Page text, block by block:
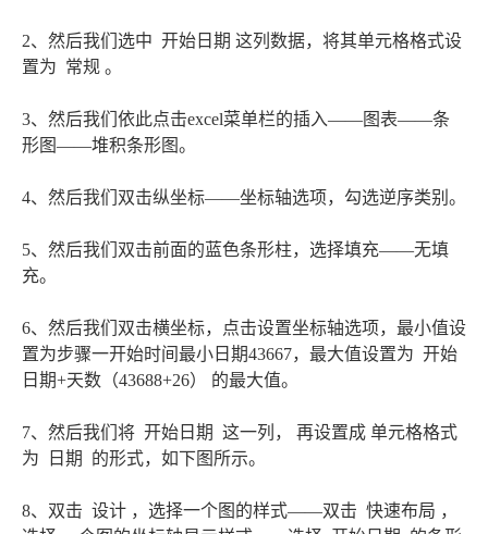
2、然后我们选中 开始日期 这列数据，将其单元格格式设
置为 常规 。
3、然后我们依此点击excel菜单栏的插入——图表——条
形图——堆积条形图。
4、然后我们双击纵坐标——坐标轴选项，勾选逆序类别。
5、然后我们双击前面的蓝色条形柱，选择填充——无填
充。
6、然后我们双击横坐标，点击设置坐标轴选项，最小值设
置为步骤一开始时间最小日期43667，最大值设置为 开始
日期+天数（43688+26） 的最大值。
7、然后我们将 开始日期 这一列， 再设置成 单元格格式
为 日期 的形式，如下图所示。
8、双击 设计 ，选择一个图的样式——双击 快速布局 ，